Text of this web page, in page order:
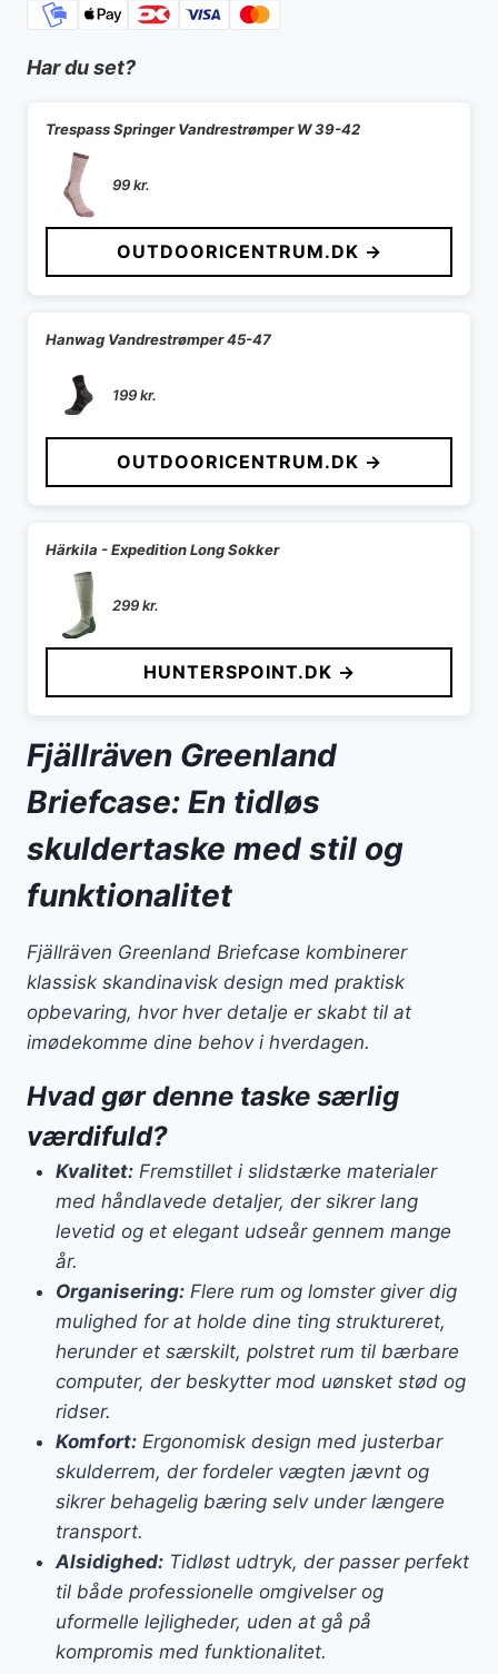
Har du set?
Trespass Springer Vandrestrømper W 39-42
99kr.
OUTDOORICENTRUM.DK →
Hanwag Vandrestrømper 45-47
199kr.
OUTDOORICENTRUM.DK →
Härkila - Expedition Long Sokker
299kr.
HUNTERSPOINT.DK →
Fjällräven Greenland
Briefcase: En tidløs
skuldertaske med stil og
funktionalitet
Fjällräven Greenland Briefcase kombinerer
klassisk skandinavisk design med praktisk
opbevaring, hvor hver detalje er skabt til at
imødekomme dine behov i hverdagen.
Hvad gør denne taske særlig
værdifuld?
Kvalitet:Fremstillet i slidstærke materialer
med håndlavede detaljer, der sikrer lang
levetid og et elegant udseår gennem mange
år.
Organisering:Flere rum og lomster giver dig
mulighed for at holde dine ting struktureret,
herunder et særskilt, polstret rum til bærbare
computer, der beskytter mod uønsket stød og
ridser.
Komfort:Ergonomisk design med justerbar
skulderrem, der fordeler vægten jævnt og
sikrer behagelig bæring selv under længere
transport.
Alsidighed:Tidløst udtryk, der passer perfekt
til både professionelle omgivelser og
uformelle lejligheder, uden at gå på
kompromis med funktionalitet.